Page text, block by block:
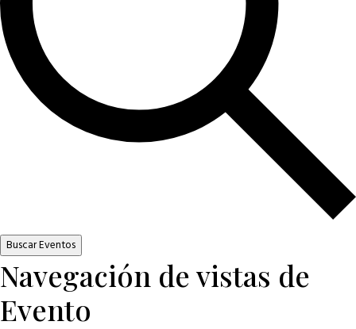
Buscar Eventos
Navegación de vistas de
Evento